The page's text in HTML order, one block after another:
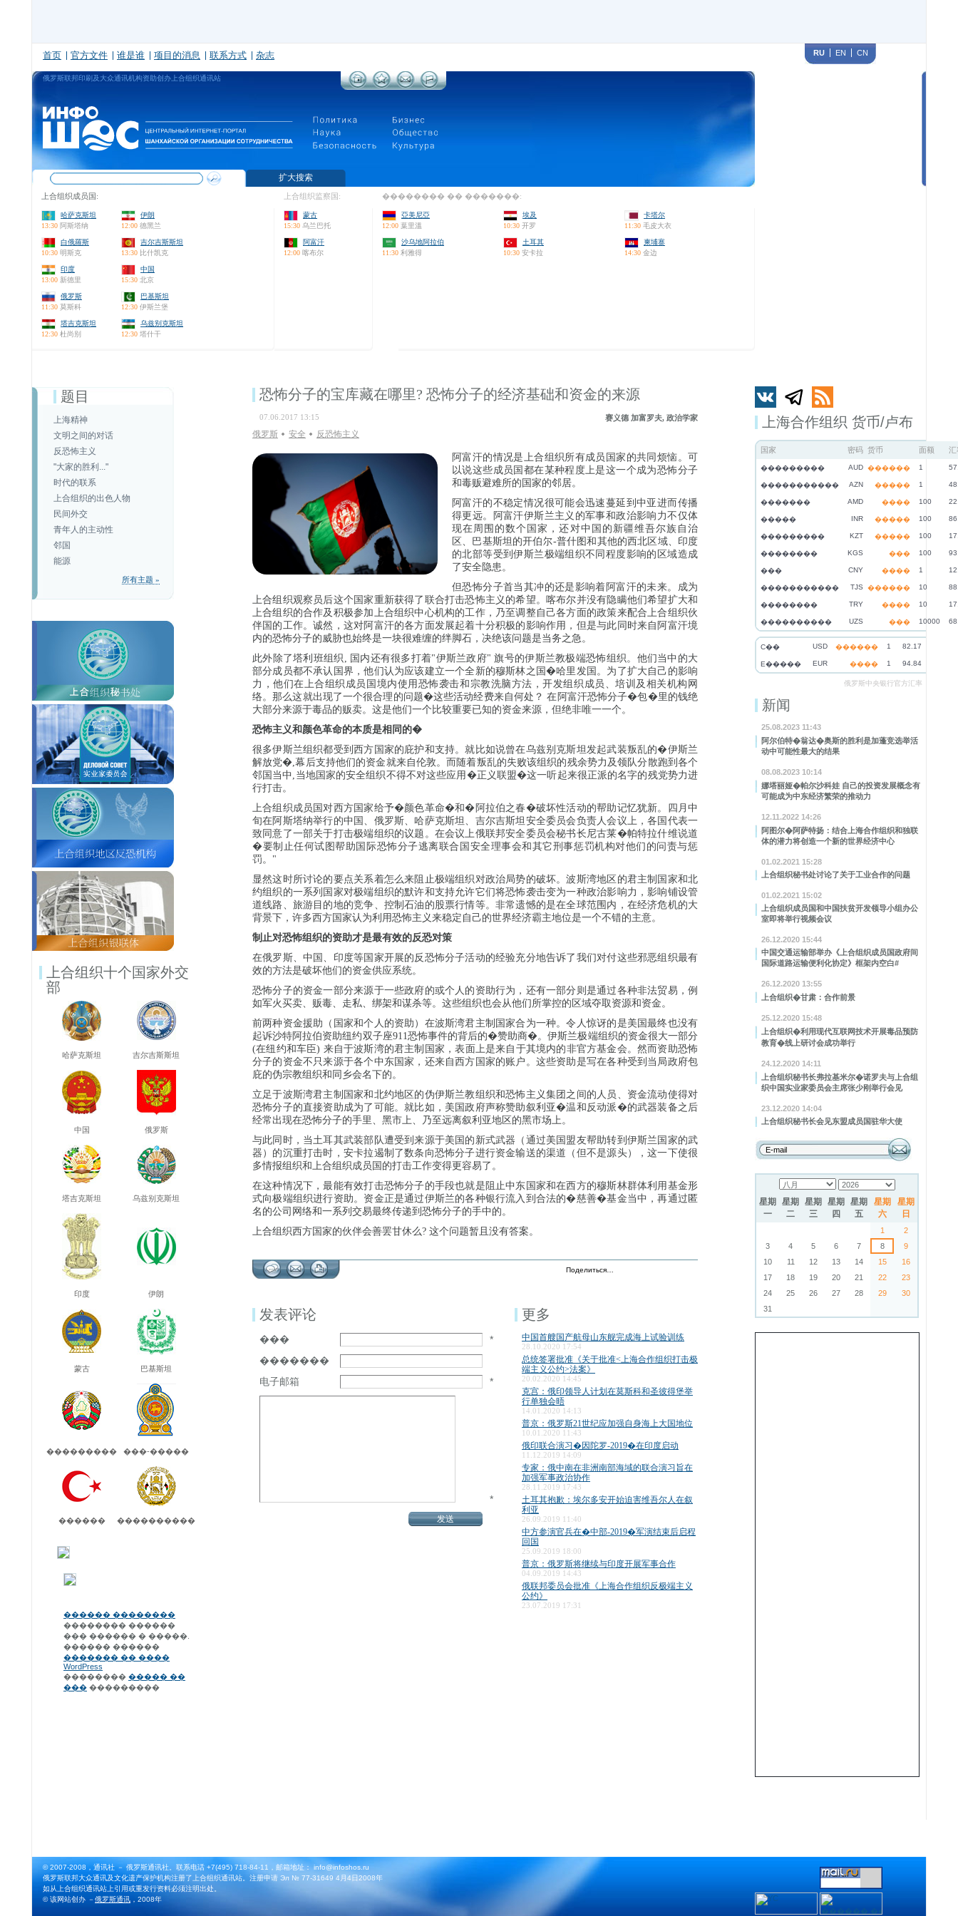
首页 官方文件 谁是谁 项目的消息 联系方式 杂志 RU EN CN
俄罗斯联邦印刷及大众通讯机构资助创办上合组织通讯站
扩大搜索
上合组织成员国:
哈萨克斯坦
13:30 阿斯塔纳
伊朗
12:00 德黑兰
白俄羅斯
10:30 明斯克
吉尔吉斯斯坦
13:30 比什凯克
印度
13:00 新德里
中国
15:30 北京
俄罗斯
11:30 莫斯科
巴基斯坦
12:30 伊斯兰堡
塔吉克斯坦
12:30 杜尚别
乌兹别克斯坦
12:30 塔什干
上合组织监察国:
蒙古
15:30 乌兰巴托
阿富汗
12:00 喀布尔
�������� �� �������:
亞美尼亞
12:00 葉里溫
埃及
10:30 开罗
卡塔尔
11:30 毛皮大衣
沙乌地阿拉伯
11:30 利雅得
土耳其
10:30 安卡拉
柬埔寨
14:30 金边
上海合作组织 货币/卢布
国家 密码 货币 面额 汇
��������� AUD ������ 1
����������� AZN ����� 1
������� AMD ���� 100
����� INR ����� 100
��������� KZT ����� 100
�������� KGS ��� 100
��� CNY ���� 1
����������� TJS ������ 10
�������� TRY ���� 10
���������� UZS ��� 10000
C�� USD ������ 1 82.17
E����� EUR ���� 1 94.84
俄罗斯中央银行官方汇率
新闻
25.08.2023 11:43
阿尔伯特�翁达�奥斯的胜利是加蓬竞选举活
动中可能性最大的结果
08.08.2023 10:14
娜塔丽娅�帕尔沙科娃 自己的投资发展概念有
可能成为中东经济繁荣的推动力
12.11.2022 14:26
阿图尔�阿萨特扬：结合上海合作组织和独联
体的潜力将创造一个新的世界经济中心
01.02.2021 15:28
上合组织秘书处讨论了关于工业合作的问题
01.02.2021 15:02
上合组织成员国和中国扶贫开发领导小组办公
室即将举行视频会议
26.12.2020 15:44
中国交通运输部举办《上合组织成员国政府间
国际道路运输便利化协定》框架内空白#
26.12.2020 13:55
上合组织�甘肃：合作前景
25.12.2020 15:48
上合组织�利用现代互联网技术开展毒品预防
教育�线上研讨会成功举行
24.12.2020 14:11
上合组织秘书长弗拉基米尔�诺罗夫与上合组
织中国实业家委员会主席张少刚举行会见
23.12.2020 14:04
上合组织秘书长会见东盟成员国驻华大使
星期
一
星期
二
星期
三
星期
四
星期
五
星期
六
星期
日
1
2
3
4 5 6 7 8
9
10
11 12 13 14 15
16
17
18 19 20 21 22
23
24
25 26 27 28 29
30
31
题目
上海精神
文明之间的对话
反恐怖主义
"大家的胜利..."
时代的联系
上合组织的出色人物
民间外交
青年人的主动性
邻国
能源
所有主题 »
上合组织十个国家外交
部
哈萨克斯坦 吉尔吉斯斯坦
中国 俄罗斯
塔吉克斯坦 乌兹别克斯坦
印度 伊朗
蒙古 巴基斯坦
��������� ���-�����
������ ����������
������ ��������
�������� ������
��� ������ � �����.
������ ������
������� �� ����
WordPress
�������� ����� ��
��� ���������
恐怖分子的宝库藏在哪里? 恐怖分子的经济基础和资金的来源
07.06.2017 13:15 赛义德 加富罗夫, 政治学家
俄罗斯 安全 反恐怖主义
阿富汗的情况是上合组织所有成员国家的共同烦恼。可
以说这些成员国都在某种程度上是这一个成为恐怖分子
和毒贩避难所的国家的邻居。
阿富汗的不稳定情况很可能会迅速蔓延到中亚进而传播
得更远。阿富汗伊斯兰主义的军事和政治影响力不仅体
现在周围的数个国家，还对中国的新疆维吾尔族自治
区、巴基斯坦的开伯尔-普什图和其他的西北区域、印度
的北部等受到伊斯兰极端组织不同程度影响的区域造成
了安全隐患。
但恐怖分子首当其冲的还是影响着阿富汗的未来。成为
上合组织观察员后这个国家重新获得了联合打击恐怖主义的希望。喀布尔并没有隐瞒他们希望扩大和
上合组织的合作及积极参加上合组织中心机构的工作，乃至调整自己各方面的政策来配合上合组织伙
伴国的工作。诚然，这对阿富汗的各方面发展起着十分积极的影响作用，但是与此同时来自阿富汗境
内的恐怖分子的威胁也始终是一块很难缠的绊脚石，决绝该问题是当务之急。
此外除了塔利班组织, 国内还有很多打着"伊斯兰政府" 旗号的伊斯兰教极端恐怖组织。他们当中的大
部分成员都不承认国界，他们认为应该建立一个全新的穆斯林之国�哈里发国。为了扩大自己的影响
力，他们在上合组织成员国境内使用恐怖袭击和宗教洗脑方法，开发组织成员、培训及相关机构网
络。那么这就出现了一个很合理的问题�这些活动经费来自何处？ 在阿富汗恐怖分子�包�里的钱绝
大部分来源于毒品的贩卖。这是他们一个比较重要已知的资金来源，但绝非唯一一个。
恐怖主义和颜色革命的本质是相同的�
很多伊斯兰组织都受到西方国家的庇护和支持。就比如说曾在乌兹别克斯坦发起武装叛乱的�伊斯兰
解放党�,幕后支持他们的资金就来自伦敦。而随着叛乱的失败该组织的残余势力及领队分散跑到各个
邻国当中,当地国家的安全组织不得不对这些应用�正义联盟�这一听起来很正派的名字的残党势力进
行打击。
上合组织成员国对西方国家给予�颜色革命�和�阿拉伯之春�破坏性活动的帮助记忆犹新。四月中
旬在阿斯塔纳举行的中国、俄罗斯、哈萨克斯坦、吉尔吉斯坦安全委员会负责人会议上，各国代表一
致同意了一部关于打击极端组织的议题。在会议上俄联邦安全委员会秘书长尼古莱�帕特拉什维说道
�要制止任何试图帮助国际恐怖分子逃离联合国安全理事会和其它刑事惩罚机构对他们的问责与惩
罚。"
显然这时所讨论的要点关系着怎么来阻止极端组织对政治局势的破坏。波斯湾地区的君主制国家和北
约组织的一系列国家对极端组织的默许和支持允许它们将恐怖袭击变为一种政治影响力，影响铺设管
道线路、旅游目的地的竞争、控制石油的股票行情等。非常遗憾的是在全球范围内，在经济危机的大
背景下，许多西方国家认为利用恐怖主义来稳定自己的世界经济霸主地位是一个不错的主意。
制止对恐怖组织的资助才是最有效的反恐对策
在俄罗斯、中国、印度等国家开展的反恐怖分子活动的经验充分地告诉了我们对付这些邪恶组织最有
效的方法是破坏他们的资金供应系统。
恐怖分子的资金一部分来源于一些政府的或个人的资助行为，还有一部分则是通过各种非法贸易，例
如军火买卖、贩毒、走私、绑架和谋杀等。这些组织也会从他们所掌控的区域夺取资源和资金。
前两种资金援助（国家和个人的资助）在波斯湾君主制国家合为一种。令人惊讶的是美国最终也没有
起诉沙特阿拉伯资助纽约双子座911恐怖事件的背后的�赞助商�。伊斯兰极端组织的资金很大一部分
(在纽约和车臣) 来自于波斯湾的君主制国家，表面上是来自于其境内的非官方基金会。然而资助恐怖
分子的资金不只来源于各个中东国家，还来自西方国家的账户。这些资助是写在各种受到当局政府包
庇的伪宗教组织和同乡会名下的。
立足于波斯湾君主制国家和北约地区的伪伊斯兰教组织和恐怖主义集团之间的人员、资金流动使得对
恐怖分子的直接资助成为了可能。就比如，美国政府声称赞助叙利亚�温和反动派�的武器装备之后
经常出现在恐怖分子的手里、黑市上、乃至远离叙利亚地区的黑市场上。
与此同时，当土耳其武装部队遭受到来源于美国的新式武器（通过美国盟友帮助转到伊斯兰国家的武
器）的沉重打击时，安卡拉遏制了数条向恐怖分子进行资金输送的渠道（但不是源头），这一下使很
多情报组织和上合组织成员国的打击工作变得更容易了。
在这种情况下，最能有效打击恐怖分子的手段也就是阻止中东国家和在西方的穆斯林群体利用基金形
式向极端组织进行资助。资金正是通过伊斯兰的各种银行流入到合法的�慈善�基金当中，再通过匿
名的公司网络和一系列交易最终传递到恐怖分子的手中的。
上合组织西方国家的伙伴会善罢甘休么? 这个问题暂且没有答案。
Поделиться…
发表评论
���
*
�������
电子邮箱
*
*
更多
中国首艘国产航母山东舰完成海上试验训练
28.10.2020 17:54
总统签署批准《关于批准<上海合作组织打击极
端主义公约>法案》
20.02.2020 14:45
克宫：俄印领导人计划在莫斯科和圣彼得堡举
行单独会晤
14.01.2020 14:13
普京：俄罗斯21世纪应加强自身海上大国地位
10.01.2020 11:43
俄印联合演习�因陀罗-2019�在印度启动
11.12.2019 14:09
专家：俄中南在非洲南部海域的联合演习旨在
加强军事政治协作
28.11.2019 17:43
土耳其抱歉：埃尔多安开始迫害维吾尔人在叙
利亚
26.09.2019 11:40
中方参演官兵在�中部-2019�军演结束后启程
回国
25.09.2019 18:00
普京：俄罗斯将继续与印度开展军事合作
04.09.2019 14:43
俄联邦委员会批准《上海合作组织反极端主义
公约》
23.07.2019 17:31
© 2007-2008，通讯社 － 俄罗斯通讯社。联系电话 +7(495) 718-84-11，邮箱地址： info@infoshos.ru
俄罗斯联邦大众通讯及文化遗产保护机构注册了上合组织通讯站。注册申请 Эл № 77-31649 4月4日2008年
如从上合组织通讯站上引用或重发行资料必须注明出处。
© 该网站创办 －俄罗斯通讯 ，2008年